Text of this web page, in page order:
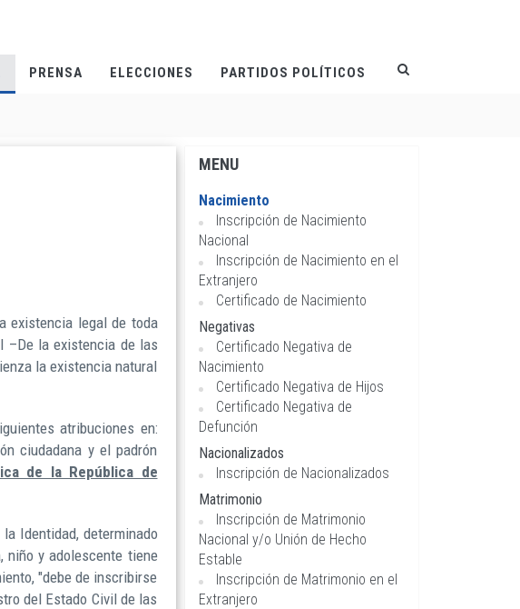
PRENSA ELECCIONES PARTIDOS POLÍTICOS
existencia legal de toda
–De la existencia de las
la existencia natural
atribuciones en:
ciudadana y el padrón
de la República de
Identidad, determinado
niño y adolescente tiene
"debe de inscribirse
del Estado Civil de las
Navegación
principal
MENU
Nacimiento
Inscripción de Nacimiento
Nacional
Inscripción de Nacimiento en el
Extranjero
Certificado de Nacimiento
Negativas
Certificado Negativa de
Nacimiento
Certificado Negativa de Hijos
Certificado Negativa de
Defunción
Nacionalizados
Inscripción de Nacionalizados
Matrimonio
Inscripción de Matrimonio
Nacional y/o Unión de Hecho
Estable
Inscripción de Matrimonio en el
Extranjero